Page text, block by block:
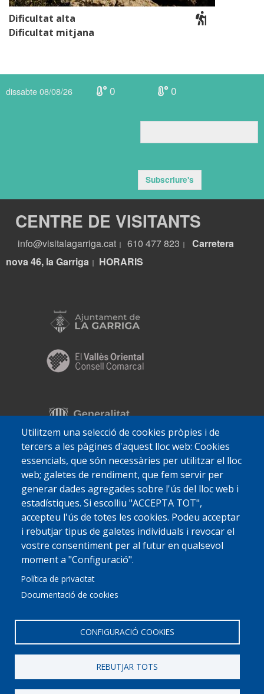
Dificultat alta
Dificultat mitjana
Utilitzem una selecció de cookies pròpies i de
tercers a les pàgines d'aquest lloc web: Cookies
essencials, que són necessàries per utilitzar el lloc
web; galetes de rendiment, que fem servir per
generar dades agregades sobre l'ús del lloc web i
estadístiques. Si escolliu "ACCEPTA TOT",
accepteu l'ús de totes les cookies. Podeu acceptar
i rebutjar tipus de galetes individuals i revocar el
vostre consentiment per al futur en qualsevol
moment a "Configuració".
Política de privacitat
Documentació de cookies
CONFIGURACIÓ COOKIES
REBUTJAR TOTS
dissabte 08/08/26 0 0
Subscriure's
CENTRE DE VISITANTS
info@visitalagarriga.cat 610 477 823
Carretera
nova 46, la Garriga
HORARIS
© 2022 Ajuntament La GarrigaAvis legal
Protecció de dades
Política de CookiesImplementat perPerception